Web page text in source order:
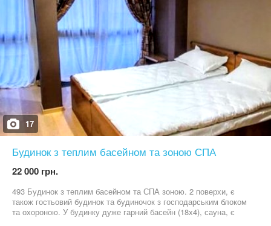
17
Будинок з теплим басейном та зоною СПА
22 000 грн.
493 Будинок з теплим басейном та СПА зоною. 2 поверхи, є
також гостьовий будинок та будиночок з господарським блоком
та охороною. У будинку дуже гарний басейн (18х4), сауна, є